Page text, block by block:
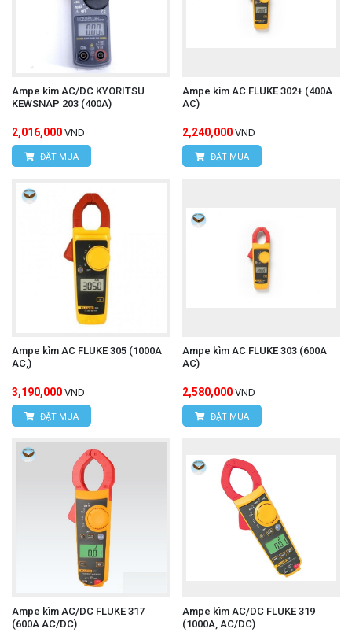
Ampe kìm AC/DC KYORITSU
KEWSNAP 203 (400A)
2,016,000 VND
ĐẶT MUA
Ampe kìm AC FLUKE 302+ (400A
AC)
2,240,000 VND
ĐẶT MUA
Ampe kìm AC FLUKE 305 (1000A
AC,)
3,190,000 VND
ĐẶT MUA
Ampe kìm AC FLUKE 303 (600A
AC)
2,580,000 VND
ĐẶT MUA
Ampe kìm AC/DC FLUKE 317
(600A AC/DC)
Ampe kìm AC/DC FLUKE 319
(1000A, AC/DC)